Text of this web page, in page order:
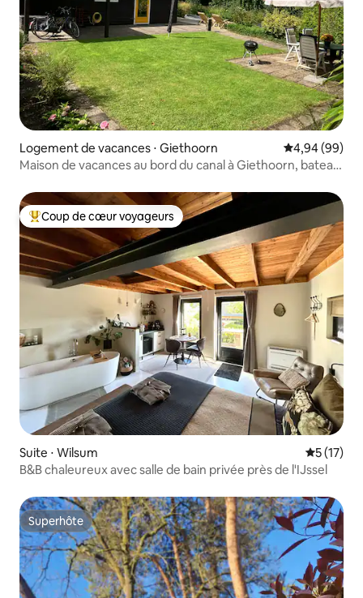
Logement de vacances ⋅ Giethoorn Évaluation
4,94 (99)
Maison de vacances au bord du canal à Giethoorn, bateau
Coups de cœur voyageurs les plus appréciés
Coup de cœur voyageurs
Suite ⋅ Wilsum
5 (17)
B&B chaleureux avec salle de bain privée près de l'IJssel
Superhôte
Superhôte